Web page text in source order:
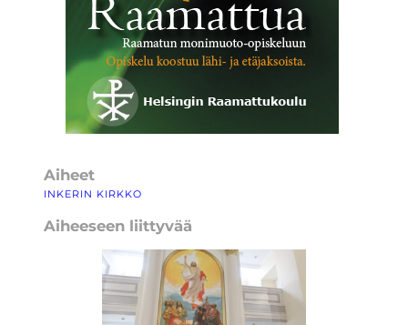
Aiheet
INKERIN KIRKKO
Aiheeseen liittyvää